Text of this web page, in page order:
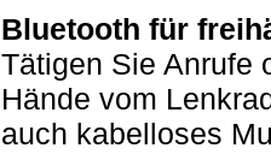
Bluetooth für
Tätigen Sie Anrufe
Hände vom
auch kabelloses